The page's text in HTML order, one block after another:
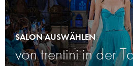
SALON AUSWÄHLEN
von trentini in der